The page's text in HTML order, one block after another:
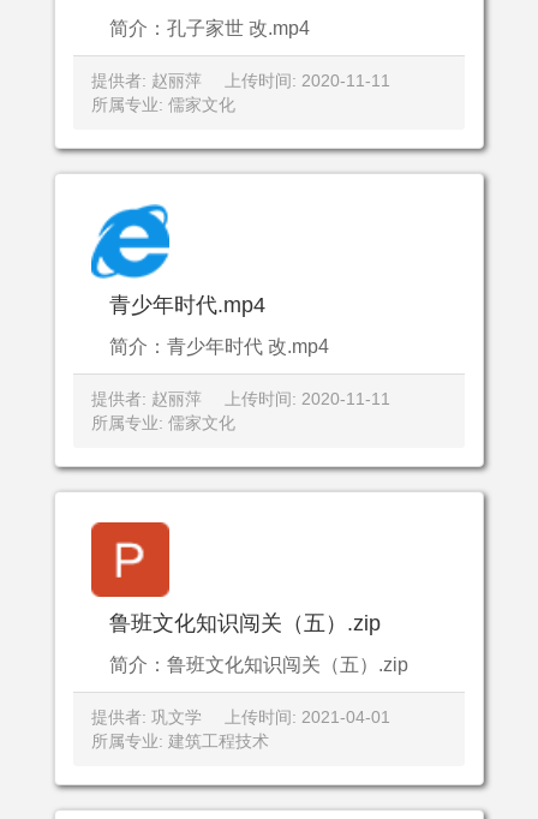
简介：孔子家世 改.mp4
提供者: 赵丽萍
上传时间: 2020-11-11
所属专业: 儒家文化
青少年时代.mp4
简介：青少年时代 改.mp4
提供者: 赵丽萍
上传时间: 2020-11-11
所属专业: 儒家文化
鲁班文化知识闯关（五）.zip
简介：鲁班文化知识闯关（五）.zip
提供者: 巩文学
上传时间: 2021-04-01
所属专业: 建筑工程技术